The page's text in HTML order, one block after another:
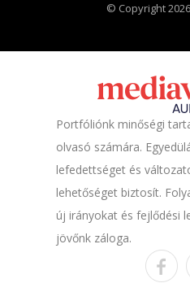
© Copyright
Portfóliónk minőségi
olvasó számára.
lefedettséget és
lehetőséget biztosít.
új irányokat és fejlődési
jövőnk záloga.